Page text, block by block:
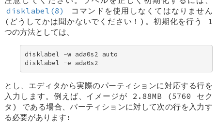
disklabel(8)
コマンドを使用しなくてはなりません
(どうしてかは聞かないでください！)。初期化を行う 1
つの方法としては、
disklabel -w ada0s2 auto
disklabel -e ada0s2
とし、エディタから実際のパーティションに対応する行を
入力します。例えば、イメージが 2.88MB (5760 セク
タ) である場合、パーティションに対して次の行を入力す
る必要があります: